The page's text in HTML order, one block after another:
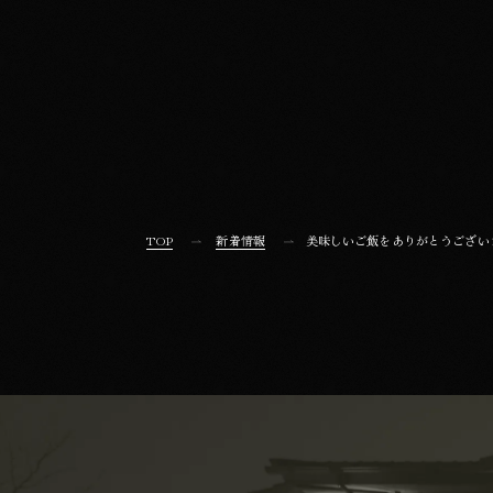
TOP 新着情報 美味しいご飯をありがとうござ